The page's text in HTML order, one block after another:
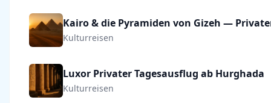
Kulturreisen
Luxor Privater Tagesausflug ab Hurghada
Kulturreisen